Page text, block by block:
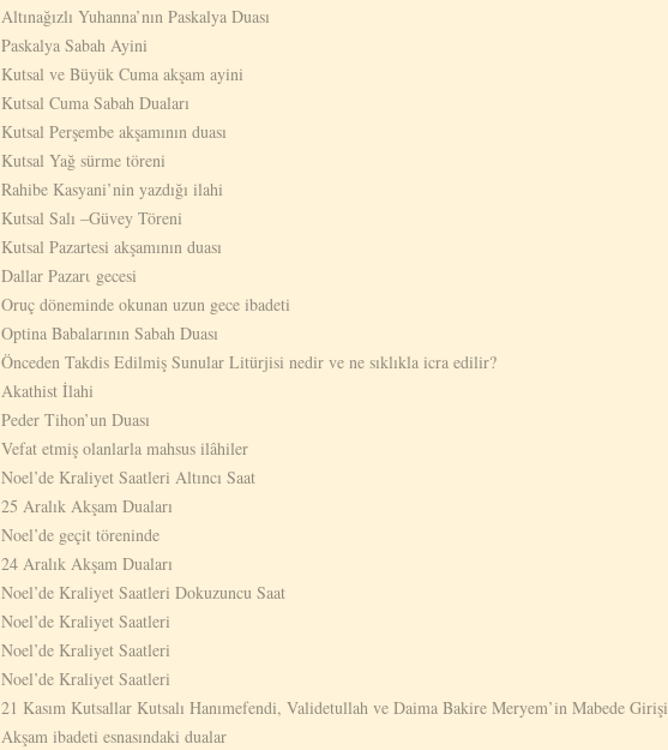
Altınağızlı Yuhanna’nın Paskalya Duası
Paskalya Sabah Ayini
Kutsal ve Büyük Cuma akşam ayini
Kutsal Cuma Sabah Duaları
Kutsal Perşembe akşamının duası
Kutsal Yağ sürme töreni
Rahibe Kasyani’nin yazdığı ilahi
Kutsal Salı –Güvey Töreni
Kutsal Pazartesi akşamının duası
Dallar Pazarι gecesi
Oruç döneminde okunan uzun gece ibadeti
Optina Babalarının Sabah Duası
Önceden Takdis Edilmiş Sunular Litürjisi nedir ve ne sıklıkla icra edilir?
Akathist İlahi
Peder Tihon’un Duası
Vefat etmiş olanlarla mahsus ilâhiler
Noel’de Kraliyet Saatleri Altıncı Saat
25 Αralık Akşam Duaları
Noel’de geçit töreninde
24 Aralık Akşam Duaları
Noel’de Kraliyet Saatleri Dokuzuncu Saat
Noel’de Kraliyet Saatleri
Noel’de Kraliyet Saatleri
Noel’de Kraliyet Saatleri
21 Kasım Kutsallar Kutsalı Hanımefendi, Validetullah ve Daima Bakire Meryem’in Mabede Girişi
Akşam ibadeti esnasındaki dualar